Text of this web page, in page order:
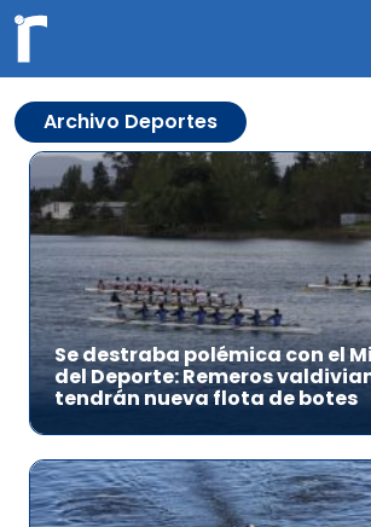
Archivo Deportes
Se destraba polémica con el
del Deporte: Remeros
tendrán nueva flota de botes